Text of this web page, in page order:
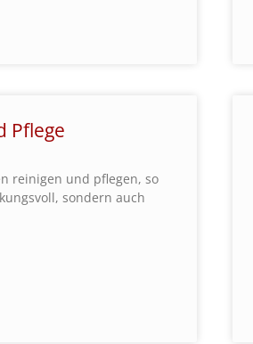
Pflege
reinigen und pflegen, so
sondern auch